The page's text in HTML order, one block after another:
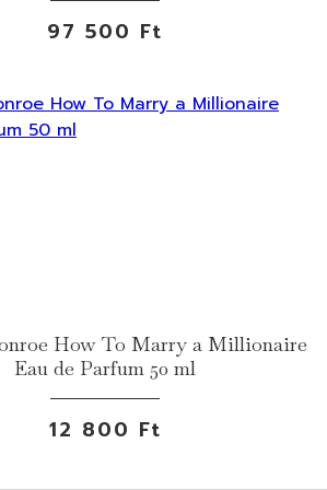
97 500 Ft
How To Marry a Millionaire
Eau de Parfum 50 ml
12 800 Ft